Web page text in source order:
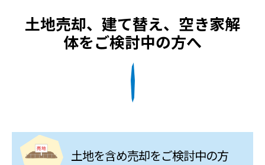
土地売却、建て替え、空き家解
体をご検討中の方へ
土地を含め売却をご検討中の方